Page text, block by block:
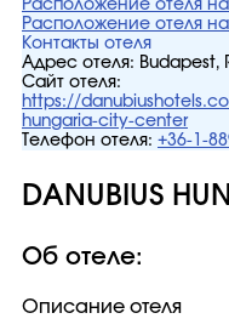
Расположение отеля
Расположение отеля
Контакты отеля
Адрес отеля: Budapest,
Сайт отеля:
https://
hungaria-city-center
Телефон отеля: +36-1-
DANUBIUS
Об отеле:
Описание отеля